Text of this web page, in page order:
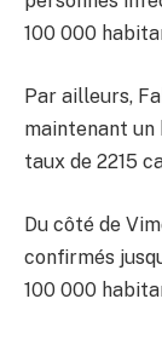
100 000
Par ailleurs,
maintenant un
taux de 2215
Du côté de
confirmés
100 000